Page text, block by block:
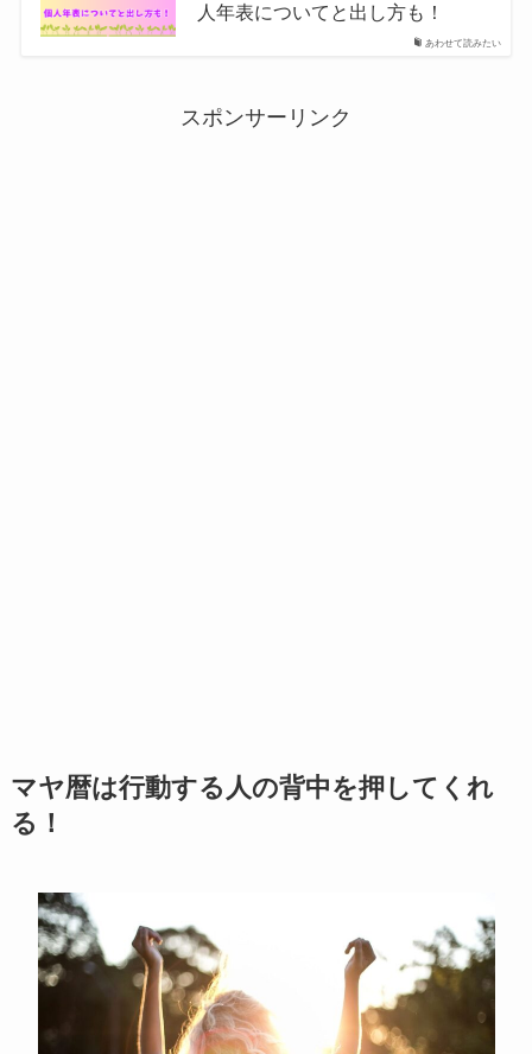
あわせて読みたい
人年表についてと出し方も！
スポンサーリンク
マヤ暦は行動する人の背中を押してくれ
る！